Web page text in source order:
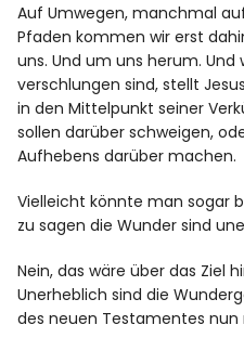
Auf Umwegen, manchmal
Pfaden kommen wir erst
uns. Und um uns herum. Und
verschlungen sind, stellt
in den Mittelpunkt seiner
sollen darüber schweigen,
Aufhebens darüber machen.
Vielleicht könnte man sogar
zu sagen die Wunder sind
Nein, das wäre über das Ziel
Unerheblich sind die
des neuen Testamentes nun